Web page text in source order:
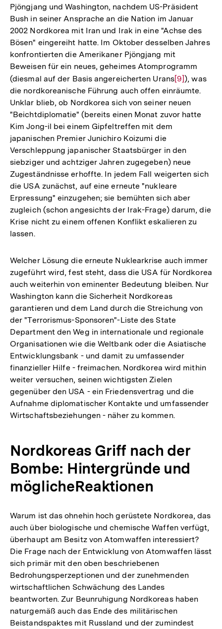
Pjöngjang und Washington, nachdem US-Präsident
Bush in seiner Ansprache an die Nation im Januar
2002 Nordkorea mit Iran und Irak in eine "Achse des
Bösen" eingereiht hatte. Im Oktober desselben Jahres
konfrontierten die Amerikaner Pjöngjang mit
Beweisen für ein neues, geheimes Atomprogramm
(diesmal auf der Basis angereicherten UransZur
Auflösung
der
Fußnote
[9]), was
die nordkoreanische Führung auch offen einräumte.
Unklar blieb, ob Nordkorea sich von seiner neuen
"Beichtdiplomatie" (bereits einen Monat zuvor hatte
Kim Jong-il bei einem Gipfeltreffen mit dem
japanischen Premier Junichiro Koizumi die
Verschleppung japanischer Staatsbürger in den
siebziger und achtziger Jahren zugegeben) neue
Zugeständnisse erhoffte. In jedem Fall weigerten sich
die USA zunächst, auf eine erneute "nukleare
Erpressung" einzugehen; sie bemühten sich aber
zugleich (schon angesichts der Irak-Frage) darum, die
Krise nicht zu einem offenen Konflikt eskalieren zu
lassen.
Welcher Lösung die erneute Nuklearkrise auch immer
zugeführt wird, fest steht, dass die USA für Nordkorea
auch weiterhin von eminenter Bedeutung bleiben. Nur
Washington kann die Sicherheit Nordkoreas
garantieren und dem Land durch die Streichung von
der "Terrorismus-Sponsoren"-Liste des State
Department den Weg in internationale und regionale
Organisationen wie die Weltbank oder die Asiatische
Entwicklungsbank - und damit zu umfassender
finanzieller Hilfe - freimachen. Nordkorea wird mithin
weiter versuchen, seinen wichtigsten Zielen
gegenüber den USA - ein Friedensvertrag und die
Aufnahme diplomatischer Kontakte und umfassender
Wirtschaftsbeziehungen - näher zu kommen.
Nordkoreas Griff nach der
Bombe: Hintergründe und
möglicheReaktionen
Warum ist das ohnehin hoch gerüstete Nordkorea, das
auch über biologische und chemische Waffen verfügt,
überhaupt am Besitz von Atomwaffen interessiert?
Die Frage nach der Entwicklung von Atomwaffen lässt
sich primär mit den oben beschriebenen
Bedrohungsperzeptionen und der zunehmenden
wirtschaftlichen Schwächung des Landes
beantworten. Zur Beunruhigung Nordkoreas haben
naturgemäß auch das Ende des militärischen
Beistandspaktes mit Russland und der zumindest